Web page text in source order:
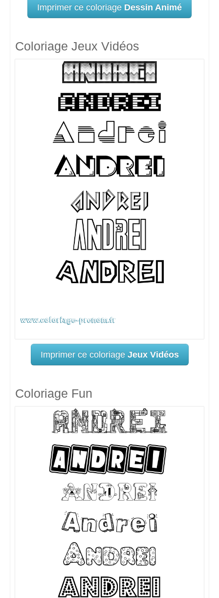
Imprimer ce coloriage Dessin Animé
Coloriage Jeux Vidéos
Imprimer ce coloriage Jeux Vidéos
Coloriage Fun